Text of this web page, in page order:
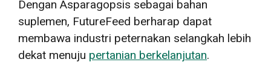
Dengan Asparagopsis sebagai bahan
suplemen, FutureFeed berharap dapat
membawa industri peternakan selangkah lebih
dekat menuju pertanian berkelanjutan.